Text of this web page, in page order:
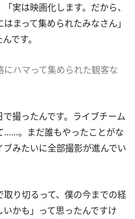
実は映画化します。だから、
まって集められたみなさん」
です。
ハマって集められた観客な
撮ったんです。ライブチーム
……。まだ誰もやったことがな
みたいに全部撮影が進んでい
り切るって、僕の今までの経
かも」って思ったんですけ